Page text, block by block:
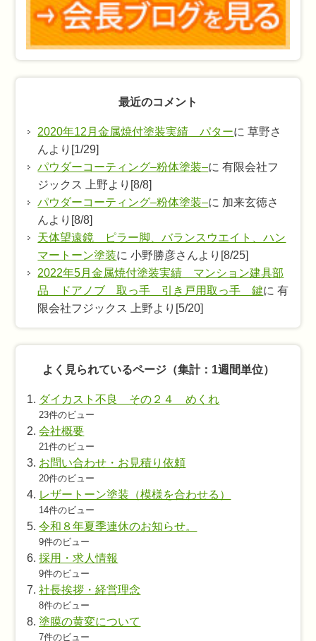
最近のコメント
2020年12月金属焼付塗装実績 パターに 草野さ
んより[1/29]
パウダーコーティング–粉体塗装–に 有限会社フ
ジックス 上野より[8/8]
パウダーコーティング–粉体塗装–に 加来玄徳さ
んより[8/8]
天体望遠鏡 ピラー脚、バランスウエイト、ハン
マートーン塗装に 小野勝彦さんより[8/25]
2022年5月金属焼付塗装実績 マンション建具部
品 ドアノブ 取っ手 引き戸用取っ手 鍵に 有
限会社フジックス 上野より[5/20]
よく見られているページ（集計：1週間単位）
ダイカスト不良 その２４ めくれ
23件のビュー
会社概要
21件のビュー
お問い合わせ・お見積り依頼
20件のビュー
レザートーン塗装（模様を合わせる）
14件のビュー
令和８年夏季連休のお知らせ。
9件のビュー
採用・求人情報
9件のビュー
社長挨拶・経営理念
8件のビュー
塗膜の黄変について
7件のビュー